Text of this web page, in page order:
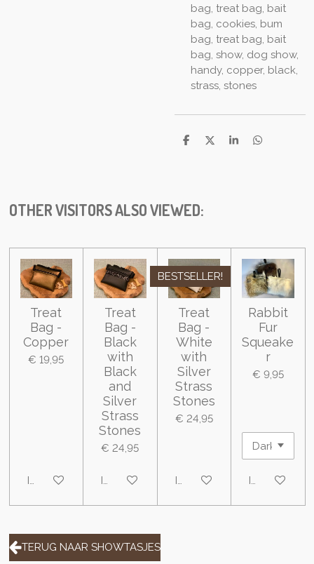
bag, treat bag, bait
bag, cookies, bum
bag, treat bag, bait
bag, show, dog show,
handy, copper, black,
strass, stones
D
D
S
D
OTHER VISITORS ALSO VIEWED:
Treat
Bag -
Copper
€ 19,95
In winkelwagen
Treat
Bag -
Black
with
Black
and
Silver
Strass
Stones
€ 24,95
In winkelwagen
BESTSELLER!
Treat
Bag -
White
with
Silver
Strass
Stones
€ 24,95
In winkelwagen
Rabbit
Fur
Squeake
r
€ 9,95
In
TERUG NAAR SHOWTASJES